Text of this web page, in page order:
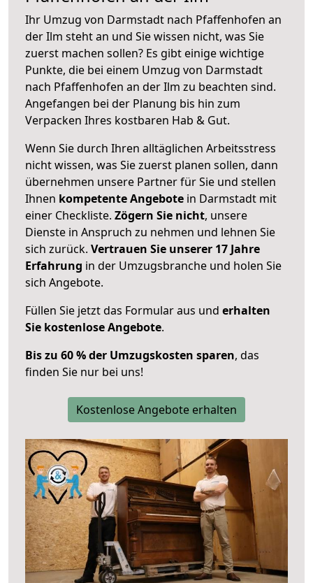
Ihr Umzug von Darmstadt nach Pfaffenhofen an
der Ilm steht an und Sie wissen nicht, was Sie
zuerst machen sollen? Es gibt einige wichtige
Punkte, die bei einem Umzug von Darmstadt
nach Pfaffenhofen an der Ilm zu beachten sind.
Angefangen bei der Planung bis hin zum
Verpacken Ihres kostbaren Hab & Gut.
Wenn Sie durch Ihren alltäglichen Arbeitsstress
nicht wissen, was Sie zuerst planen sollen, dann
übernehmen unsere Partner für Sie und stellen
Ihnen kompetente Angebote in Darmstadt mit
einer Checkliste. Zögern Sie nicht, unsere
Dienste in Anspruch zu nehmen und lehnen Sie
sich zurück. Vertrauen Sie unserer 17 Jahre
Erfahrung in der Umzugsbranche und holen Sie
sich Angebote.
Füllen Sie jetzt das Formular aus und erhalten
Sie kostenlose Angebote.
Bis zu 60 % der Umzugskosten sparen, das
finden Sie nur bei uns!
Kostenlose Angebote erhalten